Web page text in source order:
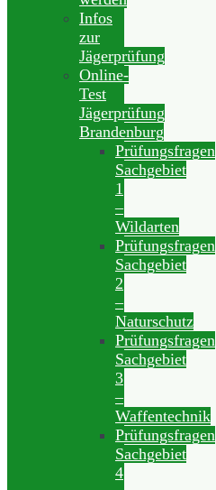
Infos
zur
Jägerprüfung
Online-
Test
Jägerprüfung
Brandenburg
Prüfungsfragen
Sachgebiet
1
–
Wildarten
Prüfungsfragen
Sachgebiet
2
–
Naturschutz
Prüfungsfragen
Sachgebiet
3
–
Waffentechnik
Prüfungsfragen
Sachgebiet
4